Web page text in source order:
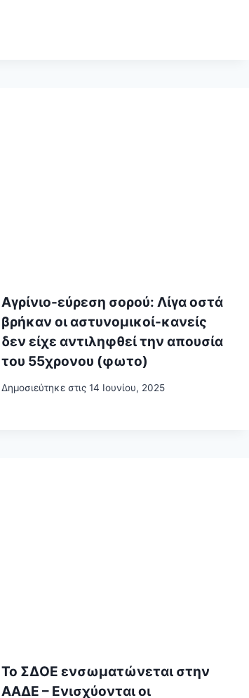
Αγρίνιο-εύρεση σορού: Λίγα οστά
βρήκαν οι αστυνομικοί-κανείς
δεν είχε αντιληφθεί την απουσία
του 55χρονου (φωτο)
Δημοσιεύτηκε στις 14 Ιουνίου, 2025
Το ΣΔΟΕ ενσωματώνεται στην
ΑΑΔΕ – Ενισχύονται οι